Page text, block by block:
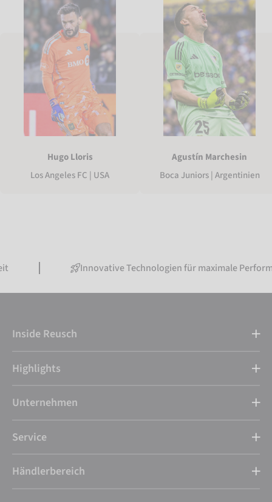
Hugo Lloris
Los Angeles FC | USA
Agustín Marchesin
Boca Juniors | Argentinien
Innovative Technologien für maximale Performance
Inside Reusch
Highlights
Unternehmen
Service
Händlerbereich